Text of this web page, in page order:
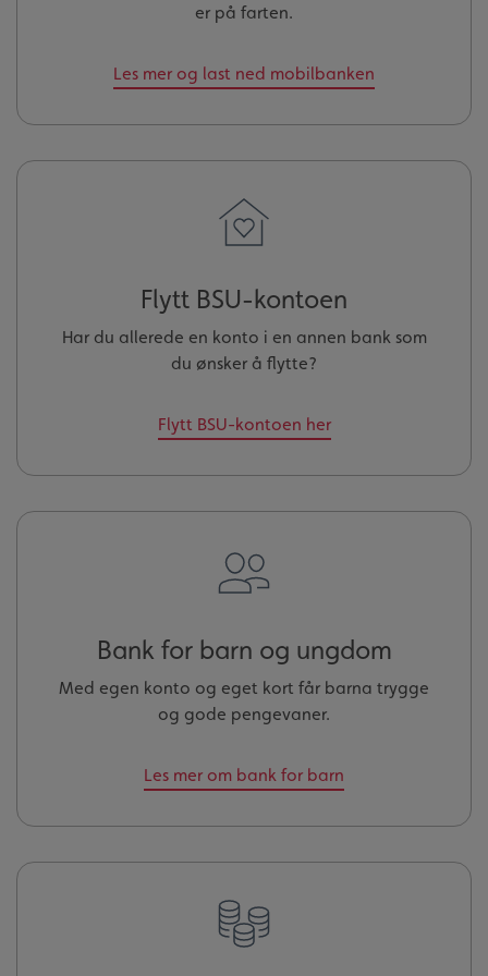
er på farten.
Les mer og last ned mobilbanken
Flytt BSU-kontoen
Har du allerede en konto i en annen bank som
du ønsker å flytte?
Flytt BSU-kontoen her
Bank for barn og ungdom
Med egen konto og eget kort får barna trygge
og gode pengevaner.
Les mer om bank for barn